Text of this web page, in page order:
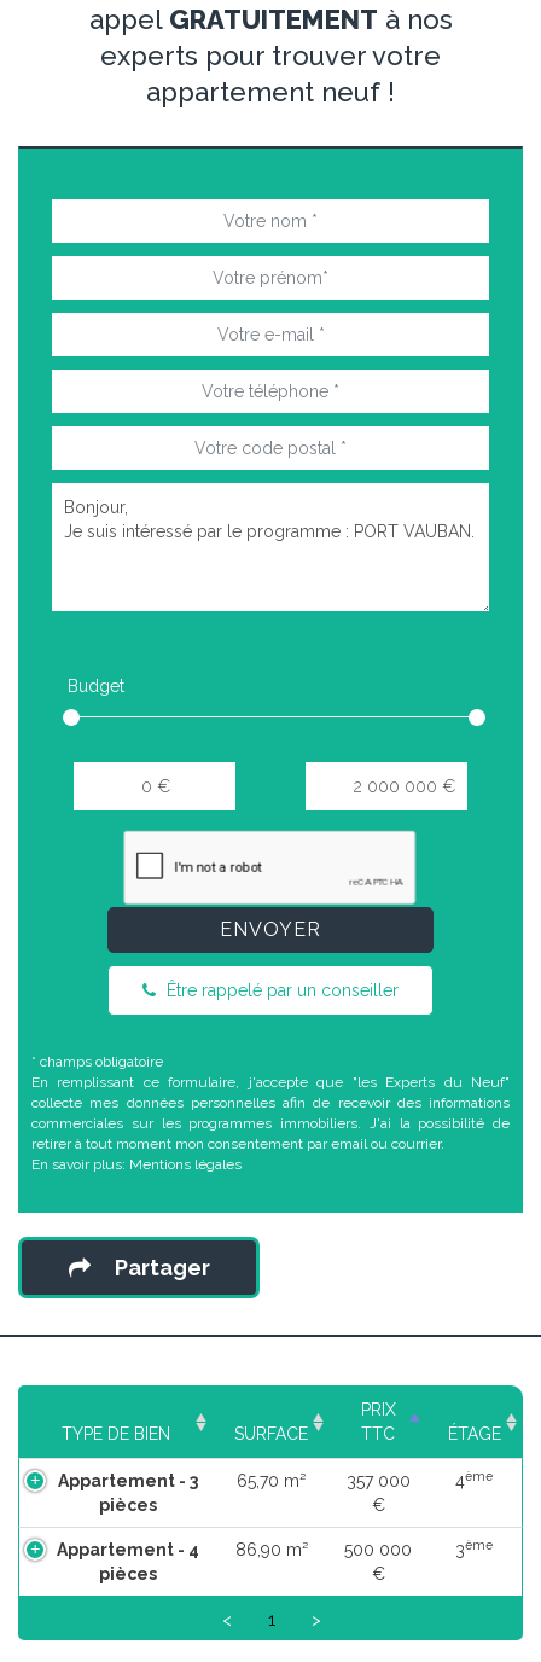
appel GRATUITEMENT à nos
experts pour trouver votre
appartement neuf !
Budget
ENVOYER
Être rappelé par un conseiller
* champs obligatoire
En remplissant ce formulaire, j'accepte que "les Experts du Neuf"
collecte mes données personnelles afin de recevoir des informations
commerciales sur les programmes immobiliers. J'ai la possibilité de
retirer à tout moment mon consentement par email ou courrier.
En savoir plus: Mentions légales
Partager
TYPE DE BIEN SURFACE
PRIX
TTC
ÉTAGE
Appartement - 3
pièces
65,70 m²
357 000
€
4ème
Appartement - 4
pièces
86,90 m²
500 000
€
3ème
< 1 >